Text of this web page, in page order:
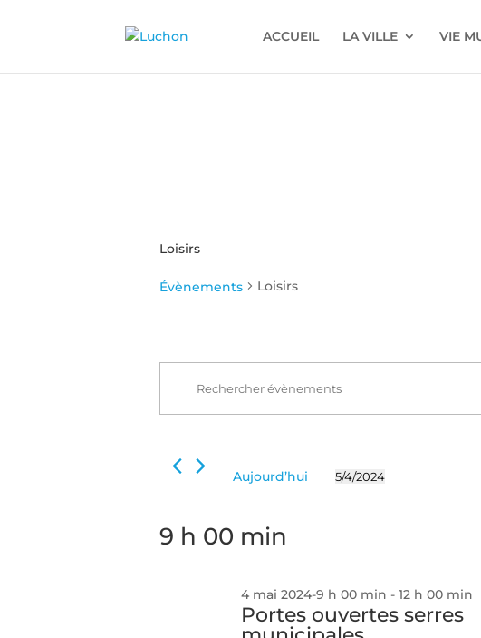
ACCUEIL LA VILLE VIE
Loisirs
Évènements Loisirs
Évènements
4
2024
Recherche
vues
Évènements
Évènements
clé.
Aujourd’hui 5/4/2024
9 h 00 min
Portes ouvertes serres
4 mai 2024-9 h 00 min -12 h 00 min